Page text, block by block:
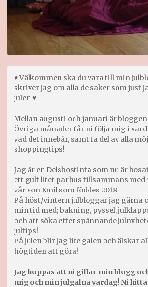
♥ Välkommen ska du vara till min
skriver jag om alla de saker som just
julen ♥
Mellan augusti och januari är bloggen
Övriga månader får ni följa mig i
vad det innebär, samt ta del av alla
shoppingtips!
Jag är en Delsbostinta som nu är
ett gult litet parhus tillsammans med
vår son Emil som föddes 2018.
På höst/vintern julbloggar jag gärna
min tid med; bakning, pyssel,
och att söka efter spännande
jultips!
På julen blir jag lite galen och älskar
högtiden att göra!
Jag hoppas att ni gillar min blogg
mig och min julgalna vardag! Ni